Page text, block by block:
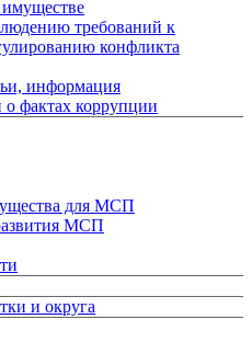
имуществе
требований к
конфликта
информация
о фактах коррупции
для МСП
МСП
и округа